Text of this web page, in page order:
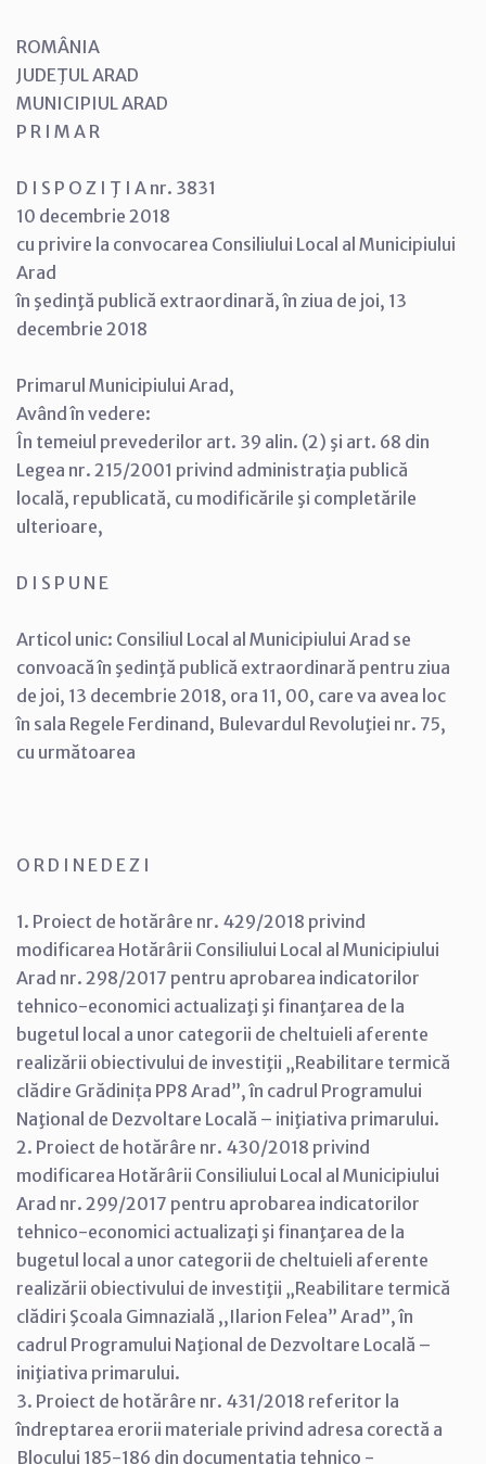
ROMÂNIA
JUDEŢUL ARAD
MUNICIPIUL ARAD
P R I M A R
D I S P O Z I Ţ I A nr. 3831
10 decembrie 2018
cu privire la convocarea Consiliului Local al Municipiului
Arad
în şedinţă publică extraordinară, în ziua de joi, 13
decembrie 2018
Primarul Municipiului Arad,
Având în vedere:
În temeiul prevederilor art. 39 alin. (2) şi art. 68 din
Legea nr. 215/2001 privind administraţia publică
locală, republicată, cu modificările şi completările
ulterioare,
D I S P U N E
Articol unic: Consiliul Local al Municipiului Arad se
convoacă în şedinţă publică extraordinară pentru ziua
de joi, 13 decembrie 2018, ora 11, 00, care va avea loc
în sala Regele Ferdinand, Bulevardul Revoluţiei nr. 75,
cu următoarea
O R D I N E D E Z I
1. Proiect de hotărâre nr. 429/2018 privind
modificarea Hotărârii Consiliului Local al Municipiului
Arad nr. 298/2017 pentru aprobarea indicatorilor
tehnico-economici actualizaţi şi finanţarea de la
bugetul local a unor categorii de cheltuieli aferente
realizării obiectivului de investiţii „Reabilitare termică
clădire Grădinița PP8 Arad”, în cadrul Programului
Naţional de Dezvoltare Locală – iniţiativa primarului.
2. Proiect de hotărâre nr. 430/2018 privind
modificarea Hotărârii Consiliului Local al Municipiului
Arad nr. 299/2017 pentru aprobarea indicatorilor
tehnico-economici actualizaţi şi finanţarea de la
bugetul local a unor categorii de cheltuieli aferente
realizării obiectivului de investiţii „Reabilitare termică
clădiri Şcoala Gimnazială ,,Ilarion Felea” Arad”, în
cadrul Programului Naţional de Dezvoltare Locală –
iniţiativa primarului.
3. Proiect de hotărâre nr. 431/2018 referitor la
îndreptarea erorii materiale privind adresa corectă a
Blocului 185-186 din documentația tehnico -